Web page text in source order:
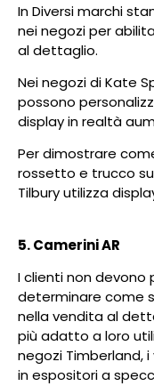
In Diversi marchi
nei negozi per
al dettaglio.
Nei negozi di Kate
possono
display in realtà
Per dimostrare
rossetto e trucco
Tilbury utilizza
5. Camerini AR
I clienti non devono
determinare come
nella vendita al
più adatto a loro
negozi Timberland,
in espositori a